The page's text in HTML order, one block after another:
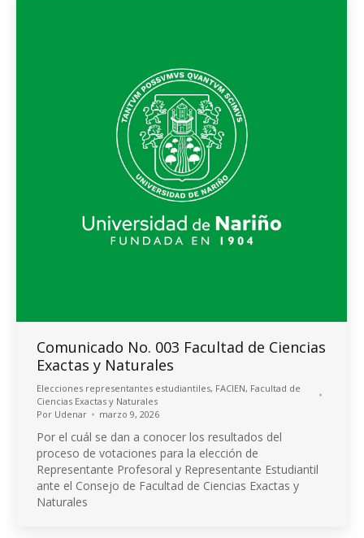
Comunicado No. 003 Facultad de Ciencias
Exactas y Naturales
Elecciones representantes estudiantiles, FACIEN, Facultad de
Ciencias Exactas y Naturales
Por Udenar marzo 9, 2026
Por el cuál se dan a conocer los resultados del
proceso de votaciones para la elección de
Representante Profesoral y Representante Estudiantil
ante el Consejo de Facultad de Ciencias Exactas y
Naturales